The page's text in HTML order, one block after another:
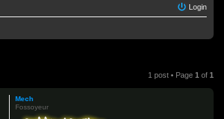
Login
1 post • Page 1 of 1
Mech
Fossoyeur